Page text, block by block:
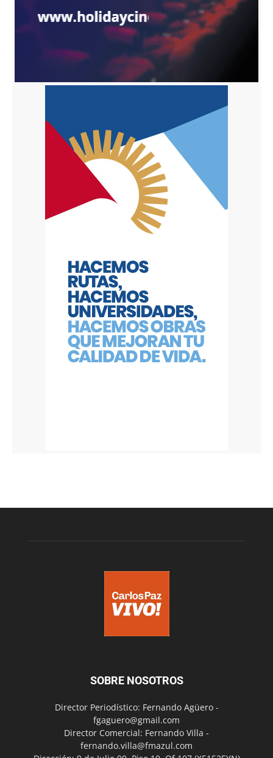
SOBRE NOSOTROS
Director Periodístico: Fernando Agüero -
fgaguero@gmail.com
Director Comercial: Fernando Villa -
fernando.villa@fmazul.com